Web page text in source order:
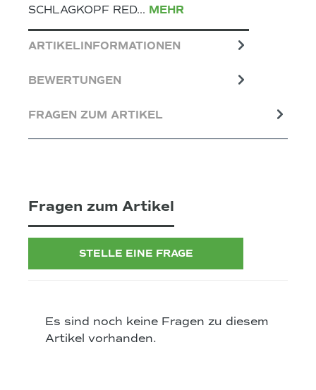
SCHLAGKOPF RED… MEHR
ARTIKELINFORMATIONEN
BEWERTUNGEN
FRAGEN ZUM ARTIKEL
Fragen zum Artikel
STELLE EINE FRAGE
Es sind noch keine Fragen zu diesem
Artikel vorhanden.